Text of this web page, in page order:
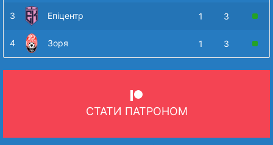
3 Епіцентр 1 3
4 Зоря 1 3
СТАТИ ПАТРОНОМ